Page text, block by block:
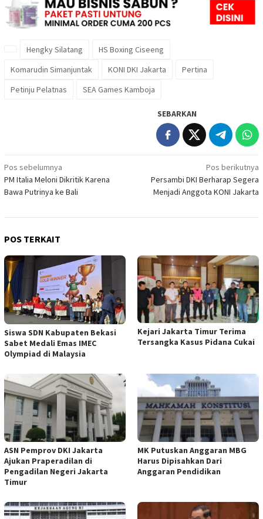
Hengky Silatang
HS Boxing Ciseeng
Komarudin Simanjuntak
KONI DKI Jakarta
Pertina
Petinju Pelatnas
SEA Games Kamboja
SEBARKAN
Navigasi
pos
Pos sebelumnya
PM Italia Meloni Dikritik Karena
Bawa Putrinya ke Bali
Pos berikutnya
Persambi DKI Berharap Segera
Menjadi Anggota KONI Jakarta
POS TERKAIT
Siswa SDN Kabupaten Bekasi
Sabet Medali Emas IMEC
Olympiad di Malaysia
Kejari Jakarta Timur Terima
Tersangka Kasus Pidana Cukai
ASN Pemprov DKI Jakarta
Ajukan Praperadilan di
Pengadilan Negeri Jakarta
Timur
MK Putuskan Anggaran MBG
Harus Dipisahkan Dari
Anggaran Pendidikan